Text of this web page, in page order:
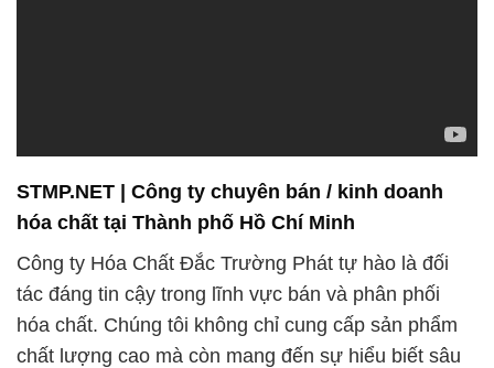
STMP.NET | Công ty chuyên bán / kinh doanh
hóa chất tại Thành phố Hồ Chí Minh
Công ty Hóa Chất Đắc Trường Phát tự hào là đối
tác đáng tin cậy trong lĩnh vực bán và phân phối
hóa chất. Chúng tôi không chỉ cung cấp sản phẩm
chất lượng cao mà còn mang đến sự hiểu biết sâu